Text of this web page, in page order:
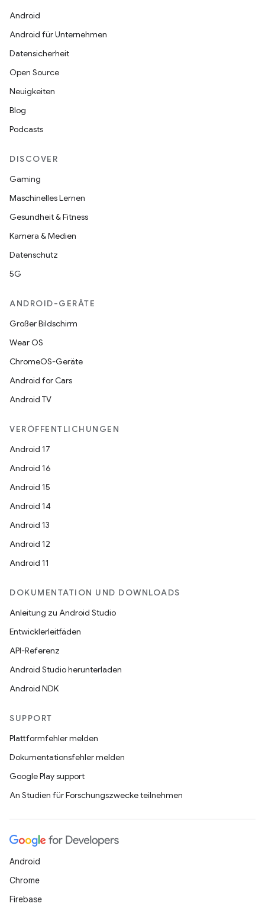
Android
Android für Unternehmen
Datensicherheit
Open Source
Neuigkeiten
Blog
Podcasts
DISCOVER
Gaming
Maschinelles Lernen
Gesundheit & Fitness
Kamera & Medien
Datenschutz
5G
ANDROID-GERÄTE
Großer Bildschirm
Wear OS
ChromeOS-Geräte
Android for Cars
Android TV
VERÖFFENTLICHUNGEN
Android 17
Android 16
Android 15
Android 14
Android 13
Android 12
Android 11
DOKUMENTATION UND DOWNLOADS
Anleitung zu Android Studio
Entwicklerleitfäden
API-Referenz
Android Studio herunterladen
Android NDK
SUPPORT
Plattformfehler melden
Dokumentationsfehler melden
Google Play support
An Studien für Forschungszwecke teilnehmen
Android
Chrome
Firebase